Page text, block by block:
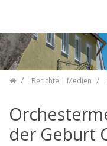
Zum Inhalt springen
Berichte | Medien
der Geburt